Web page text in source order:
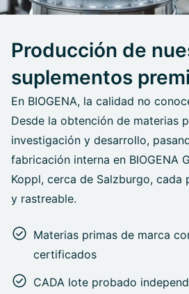
Producción de
suplementos
En BIOGENA, la calidad no
Desde la obtención de materias
investigación y desarrollo,
fabricación interna en BIOGENA
Koppl, cerca de Salzburgo, cada
y rastreable.
Materias primas de marca
certificados
CADA lote probado